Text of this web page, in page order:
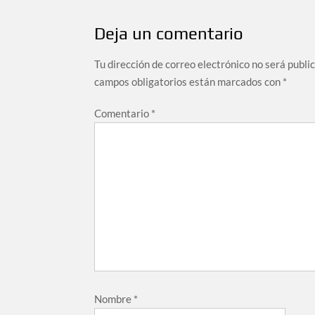
Deja un comentario
Tu dirección de correo electrónico no será
campos obligatorios están marcados con *
Comentario *
Nombre *